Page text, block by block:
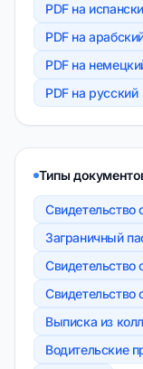
PDF на
PDF на
PDF на
PDF на русский
Типы
Свидетельство
Заграничный
Свидетельство
Свидетельство
Выписка из
Водительские